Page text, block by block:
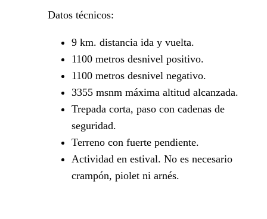
Datos técnicos:
9 km. distancia ida y vuelta.
1100 metros desnivel positivo.
1100 metros desnivel negativo.
3355 msnm máxima altitud alcanzada.
Trepada corta, paso con cadenas de
seguridad.
Terreno con fuerte pendiente.
Actividad en estival. No es necesario
crampón, piolet ni arnés.